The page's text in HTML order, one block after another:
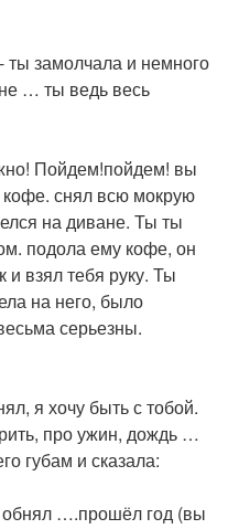
замолчала и немного
… ты ведь весь
Пойдем!пойдем! вы
кофе. снял всю мокрую
на диване. Ты ты
подола ему кофе, он
и взял тебя руку. Ты
на него, было
серьезны.
я хочу быть с тобой.
про ужин, дождь …
губам и сказала:
….прошёл год (вы